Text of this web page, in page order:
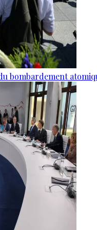
bombardement